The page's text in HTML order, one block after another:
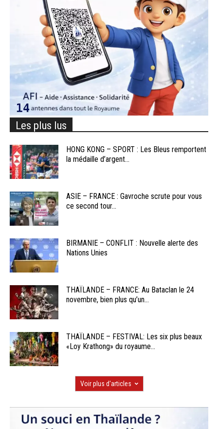
Les plus lus
HONG KONG – SPORT : Les Bleus remportent
la médaille d’argent...
ASIE – FRANCE : Gavroche scrute pour vous
ce second tour...
BIRMANIE – CONFLIT : Nouvelle alerte des
Nations Unies
THAÏLANDE – FRANCE: Au Bataclan le 24
novembre, bien plus qu’un...
THAÏLANDE – FESTIVAL: Les six plus beaux
«Loy Krathong» du royaume...
Voir plus d'articles